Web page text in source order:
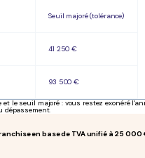
Seuil majoré (tolérance)
41 250 €
93 500 €
le seuil majoré : vous restez exonéré
dépassement.
en base de TVA unifié à 25 000